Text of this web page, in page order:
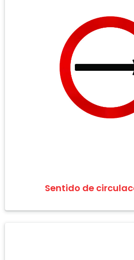
Sentido de